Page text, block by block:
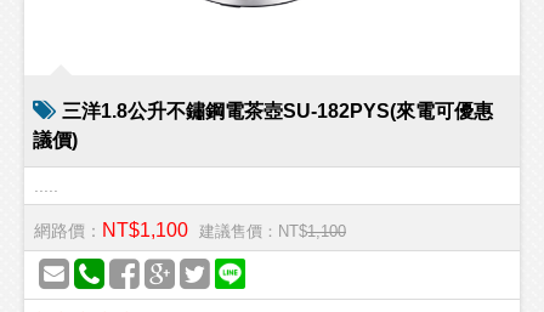
三洋1.8公升不鏽鋼電茶壺SU-182PYS(來電可優惠
議價)
網路價： NT$1,100 建議售價：NT$1,100